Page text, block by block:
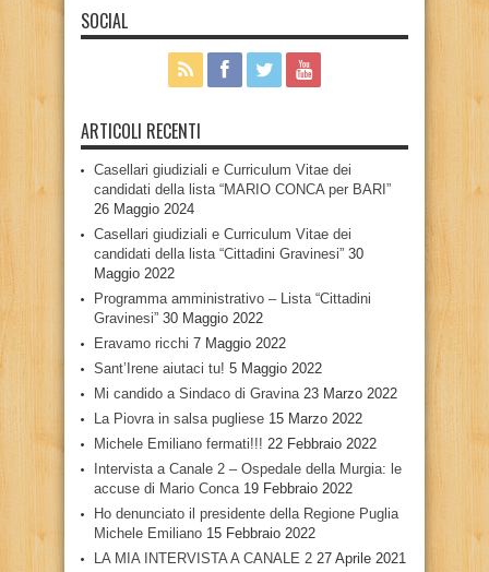
SOCIAL
ARTICOLI RECENTI
Casellari giudiziali e Curriculum Vitae dei
candidati della lista “MARIO CONCA per BARI”
26 Maggio 2024
Casellari giudiziali e Curriculum Vitae dei
candidati della lista “Cittadini Gravinesi” 30
Maggio 2022
Programma amministrativo – Lista “Cittadini
Gravinesi” 30 Maggio 2022
Eravamo ricchi 7 Maggio 2022
Sant’Irene aiutaci tu! 5 Maggio 2022
Mi candido a Sindaco di Gravina 23 Marzo 2022
La Piovra in salsa pugliese 15 Marzo 2022
Michele Emiliano fermati!!! 22 Febbraio 2022
Intervista a Canale 2 – Ospedale della Murgia: le
accuse di Mario Conca 19 Febbraio 2022
Ho denunciato il presidente della Regione Puglia
Michele Emiliano 15 Febbraio 2022
LA MIA INTERVISTA A CANALE 2 27 Aprile 2021